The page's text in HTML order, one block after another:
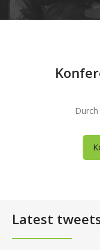
Latest